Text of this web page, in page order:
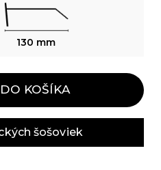
130 mm
KOŠÍKA
šošoviek